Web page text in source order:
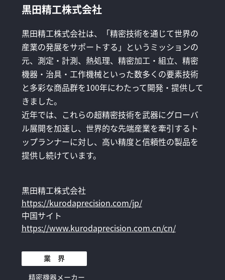
黒田精工株式会社
黒田精工株式会社は、「精密技術を通じて世界の
産業の発展をサポートする」というミッションの
元、測定・計測、熱処理、精密加工・組立、精密
機器・治具・工作機械といった数多くの要素技術
と多彩な商品群を100年にわたって開発・提供して
きました。
近年では、これらの超精密技術を武器にグローバ
ル展開を加速し、世界的な先端産業を牽引するト
ップランナーに対し、高い精度と信頼性の製品を
提供し続けています。
黒田精工株式会社
https://kurodaprecision.com/jp/
中国サイト
https://www.kurodaprecision.com.cn/cn/
業 界
精密機器メーカー